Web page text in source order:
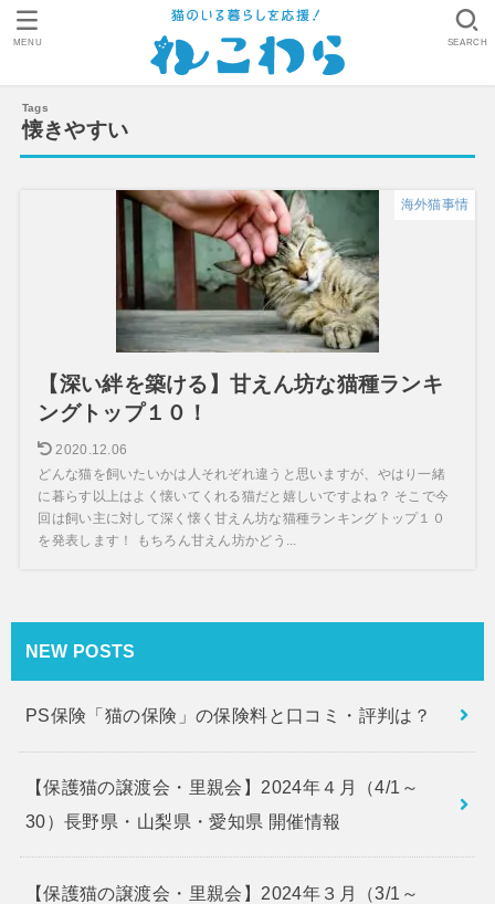
SEARCH
MENU
懐きやすい
海外猫事情
【深い絆を築ける】甘えん坊な猫種ランキ
ングトップ１０！
2020.12.06
どんな猫を飼いたいかは人それぞれ違うと思いますが、やはり一緒
に暮らす以上はよく懐いてくれる猫だと嬉しいですよね？ そこで今
回は飼い主に対して深く懐く甘えん坊な猫種ランキングトップ１０
を発表します！ もちろん甘えん坊かどう...
NEW POSTS
PS保険「猫の保険」の保険料と口コミ・評判は？
【保護猫の譲渡会・里親会】2024年４月（4/1～
30）長野県・山梨県・愛知県 開催情報
【保護猫の譲渡会・里親会】2024年３月（3/1～